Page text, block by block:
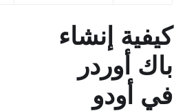
كيفية إنشاء
باك أوردر
في أودو